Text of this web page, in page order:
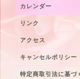
カレンダー
リンク
アクセス
キャンセルポリシー
特定商取引法に基づ